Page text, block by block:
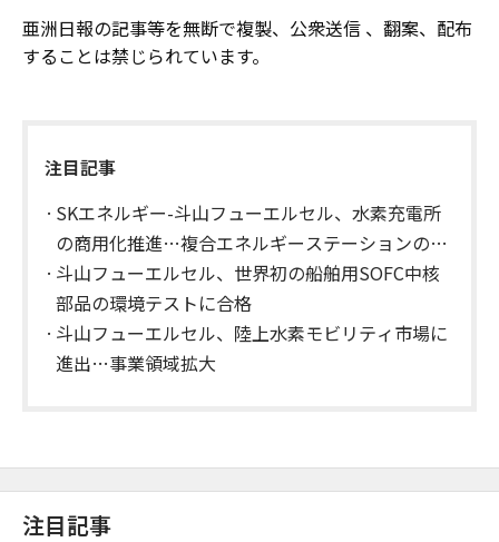
亜洲日報の記事等を無断で複製、公衆送信 、翻案、配布
することは禁じられています。
注目記事
SKエネルギー-斗山フューエルセル、水素充電所
の商用化推進…複合エネルギーステーションの構
築へ
斗山フューエルセル、世界初の船舶用SOFC中核
部品の環境テストに合格
斗山フューエルセル、陸上水素モビリティ市場に
進出…事業領域拡大
注目記事